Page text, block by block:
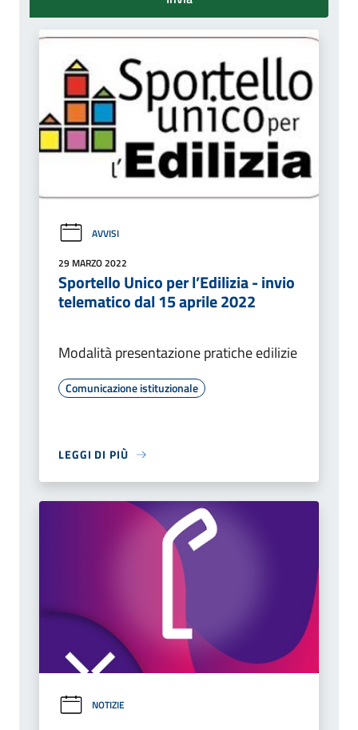
AVVISI
29 MARZO 2022
Sportello Unico per l’Edilizia - invio
telematico dal 15 aprile 2022
Modalità presentazione pratiche edilizie
Comunicazione istituzionale
LEGGI DI PIÙ
NOTIZIE